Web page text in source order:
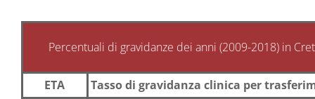
Percentuali di gravidanze dei anni (2009-2018) in
ETA
Tasso di gravidanza clinica per